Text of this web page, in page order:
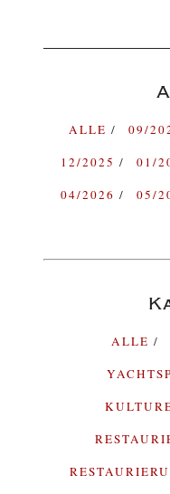
ALLE 09/
12/2025
01/
04/2026
05/
ALLE